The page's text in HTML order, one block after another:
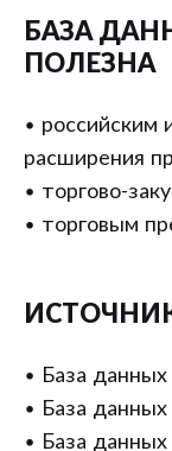
БАЗА
ПОЛЕЗНА
• российским
расширения
• торгово-
• торговым
• База
• База
• База данных